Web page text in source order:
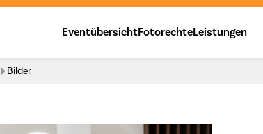
EventübersichtFotorechteLeistungen
Bilder